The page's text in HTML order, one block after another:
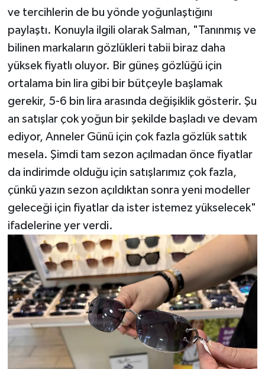
ve tercihlerin de bu yönde yoğunlaştığını
paylaştı. Konuyla ilgili olarak Salman, "Tanınmış ve
bilinen markaların gözlükleri tabii biraz daha
yüksek fiyatlı oluyor. Bir güneş gözlüğü için
ortalama bin lira gibi bir bütçeyle başlamak
gerekir, 5-6 bin lira arasında değişiklik gösterir. Şu
an satışlar çok yoğun bir şekilde başladı ve devam
ediyor, Anneler Günü için çok fazla gözlük sattık
mesela. Şimdi tam sezon açılmadan önce fiyatlar
da indirimde olduğu için satışlarımız çok fazla,
çünkü yazın sezon açıldıktan sonra yeni modeller
geleceği için fiyatlar da ister istemez yükselecek"
ifadelerine yer verdi.